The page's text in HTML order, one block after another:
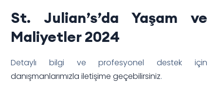
St. Julian’s’da Yaşam ve
Maliyetler 2024
Detaylı bilgi ve profesyonel destek için
danışmanlarımızla iletişime geçebilirsiniz.